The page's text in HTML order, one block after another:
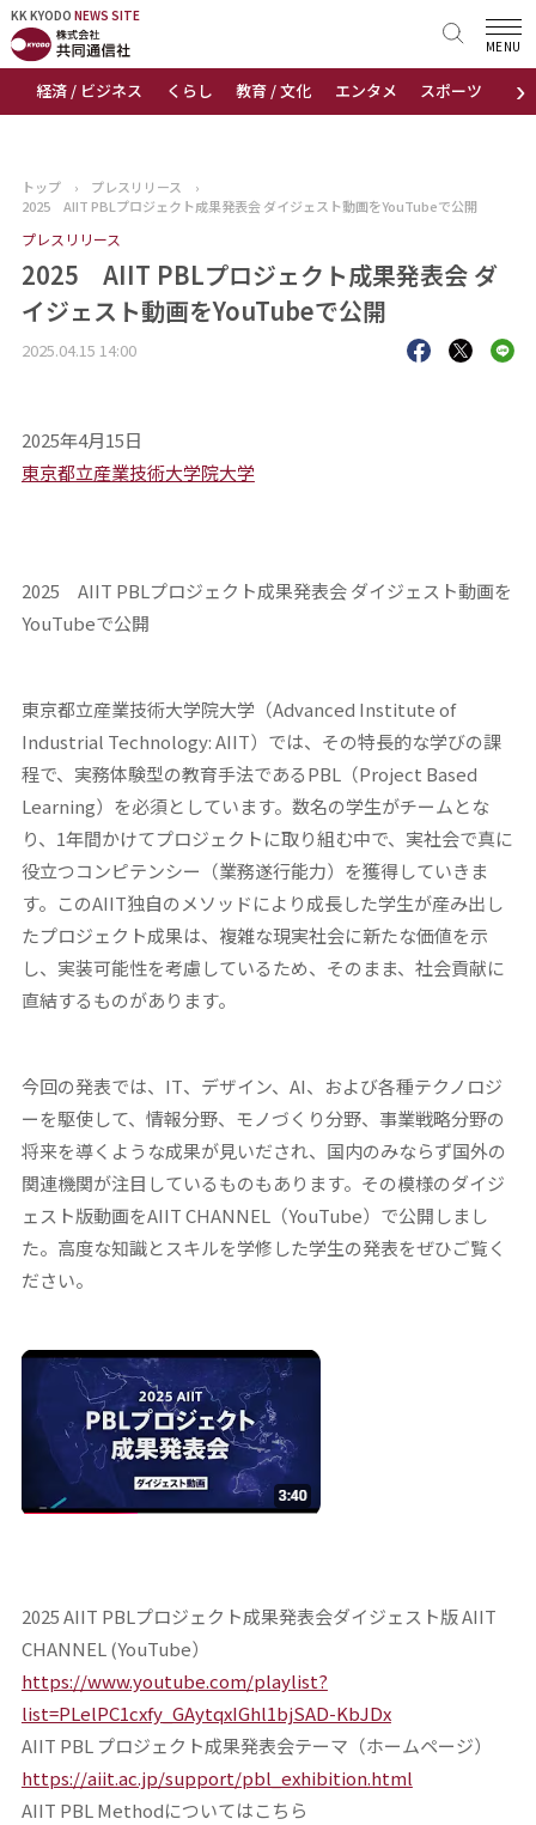
KK KYODO NEWS SITE
›
経済 / ビジネス くらし 教育 / 文化 エンタメ スポーツ 地域
MENU
KK KYODONEWS SITE
トップページ
ニュース
おすすめコンテンツ
出版物
トップ › プレスリリース
›
2025 AIIT PBLプロジェクト成果発表会 ダイジェスト動画をYouTubeで公開
プレスリリース
2025 AIIT PBLプロジェクト成果発表会 ダ
イジェスト動画をYouTubeで公開
2025.04.15 14:00
2025年4月15日
東京都立産業技術大学院大学
2025 AIIT PBLプロジェクト成果発表会 ダイジェスト動画を
YouTubeで公開
東京都立産業技術大学院大学（Advanced Institute of
Industrial Technology: AIIT）では、その特長的な学びの課
程で、実務体験型の教育手法であるPBL（Project Based
Learning）を必須としています。数名の学生がチームとな
り、1年間かけてプロジェクトに取り組む中で、実社会で真に
役立つコンピテンシー（業務遂行能力）を獲得していきま
す。このAIIT独自のメソッドにより成長した学生が産み出し
たプロジェクト成果は、複雑な現実社会に新たな価値を示
し、実装可能性を考慮しているため、そのまま、社会貢献に
直結するものがあります。
今回の発表では、IT、デザイン、AI、および各種テクノロジ
ーを駆使して、情報分野、モノづくり分野、事業戦略分野の
将来を導くような成果が見いだされ、国内のみならず国外の
関連機関が注目しているものもあります。その模様のダイジ
ェスト版動画をAIIT CHANNEL（YouTube）で公開しまし
た。高度な知識とスキルを学修した学生の発表をぜひご覧く
ださい。
2025 AIIT PBLプロジェクト成果発表会ダイジェスト版 AIIT
CHANNEL (YouTube）
https://www.youtube.com/playlist?
list=PLelPC1cxfy_GAytqxIGhl1bjSAD-KbJDx
AIIT PBL プロジェクト成果発表会テーマ（ホームページ）
https://aiit.ac.jp/support/pbl_exhibition.html
AIIT PBL Methodについてはこちら